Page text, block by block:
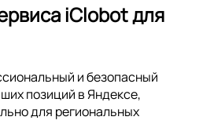
iClobot для
и безопасный
позиций в Яндексе,
для региональных